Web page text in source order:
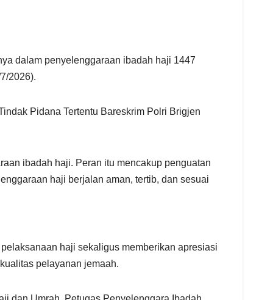
dalam penyelenggaraan ibadah haji 1447
2026).
Pidana Tertentu Bareskrim Polri Brigjen
ibadah haji. Peran itu mencakup penguatan
haji berjalan aman, tertib, dan sesuai
haji sekaligus memberikan apresiasi
pelayanan jemaah.